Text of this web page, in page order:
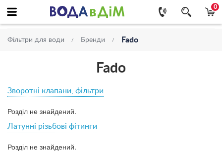
0
Фільтри для води Бренди Fado
Fado
Зворотні клапани, фільтри
Розділ не знайдений.
Латунні різьбові фітинги
Розділ не знайдений.